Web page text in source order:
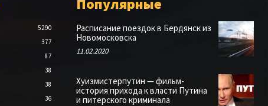
5290
377
87
38
38
36
Расписание поездок в Бердянск из
Новомосковска
11.02.2020
Хуизмистерпутин — фильм-
история прихода к власти Путина
и питерского криминала